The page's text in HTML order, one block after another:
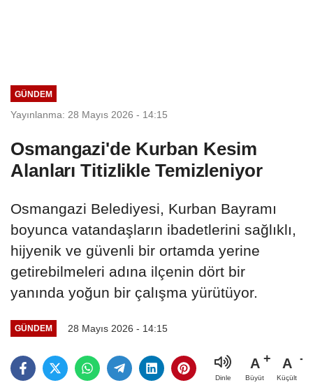
GÜNDEM
Yayınlanma: 28 Mayıs 2026 - 14:15
Osmangazi'de Kurban Kesim
Alanları Titizlikle Temizleniyor
Osmangazi Belediyesi, Kurban Bayramı
boyunca vatandaşların ibadetlerini sağlıklı,
hijyenik ve güvenli bir ortamda yerine
getirebilmeleri adına ilçenin dört bir
yanında yoğun bir çalışma yürütüyor.
GÜNDEM 28 Mayıs 2026 - 14:15
Dinle
A
Büyüt
A
Küçült